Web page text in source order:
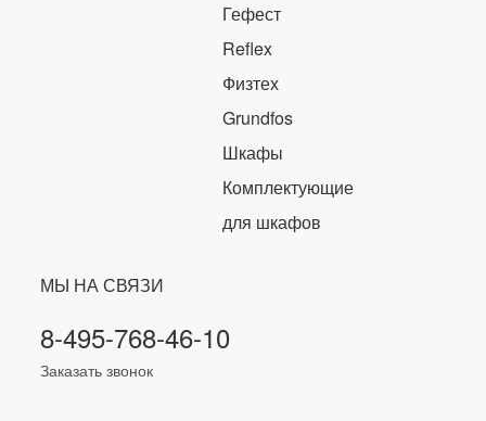
Гефест
Reflex
Физтех
Grundfos
Шкафы
Комплектующие
для шкафов
МЫ НА СВЯЗИ
8-495-768-46-10
Заказать звонок